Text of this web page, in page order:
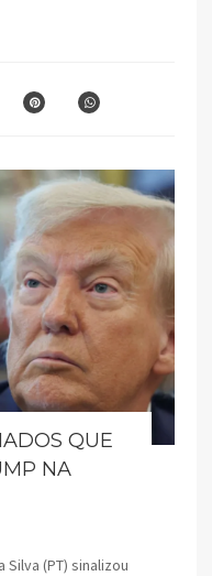
QUE
NA
Silva (PT) sinalizou